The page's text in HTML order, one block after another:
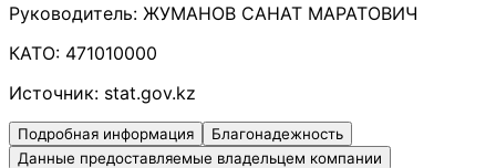
Руководитель: ЖУМАНОВ САНАТ МАРАТОВИЧ
КАТО: 471010000
Источник: stat.gov.kz
Подробная информация
Благонадежность
Данные предоставляемые владельцем компании